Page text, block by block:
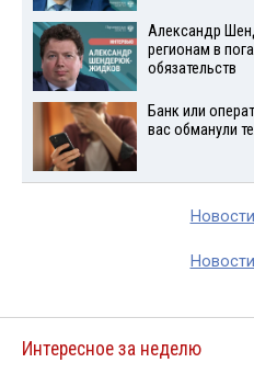
Александр
регионам в
обязательств
Банк или
вас обманули
Интересное за неделю